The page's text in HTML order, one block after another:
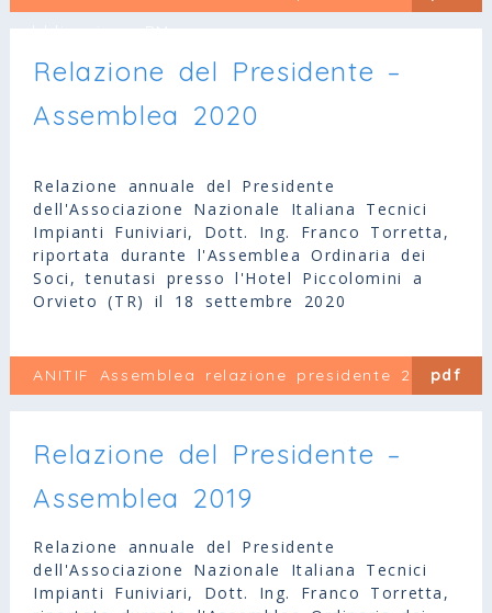
pubblicazione PM
Relazione del Presidente –
Assemblea 2020
Relazione annuale del Presidente
dell'Associazione Nazionale Italiana Tecnici
Impianti Funiviari, Dott. Ing. Franco Torretta,
riportata durante l'Assemblea Ordinaria dei
Soci, tenutasi presso l'Hotel Piccolomini a
Orvieto (TR) il 18 settembre 2020
ANITIF Assemblea relazione presidente 2020pdf
Relazione del Presidente –
Assemblea 2019
Relazione annuale del Presidente
dell'Associazione Nazionale Italiana Tecnici
Impianti Funiviari, Dott. Ing. Franco Torretta,